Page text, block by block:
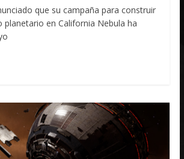
que su campaña para construir
planetario en California Nebula ha